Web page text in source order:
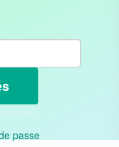
passe